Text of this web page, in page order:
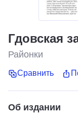
Гдовская
Районки
Сравнить
Об издании